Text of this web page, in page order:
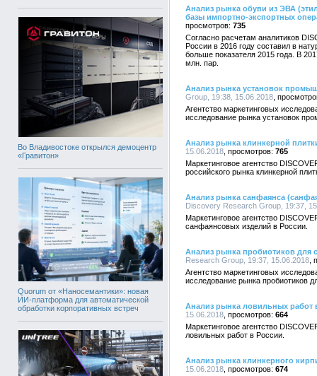
Во Владивостоке открылся демоцентр
«Гравитон»
Quorum от «Наносемантики»: новая
ИИ-платформа для автоматической
обработки корпоративных встреч
Анализ рынка обуви из ЭВА
базы импортно-экспортных
735
Согласно расчетам аналитиков
России в 2016 году составил в
больше показателя 2015 года. В
млн. пар.
Анализ рынка установок
Group, 19:38, 15.06.2018
Агентство маркетинговых
исследование рынка установок
Анализ рынка клинкерной
15.06.2018
765
Маркетинговое агентство
российского рынка клинкерной
Анализ рынка санфаянса
Discovery Research Group, 19:37,
Маркетинговое агентство
санфаянсовых изделий в России.
Анализ рынка пробиотиков для
Research Group, 19:37, 15.06.2018
Агентство маркетинговых
исследование рынка пробиотиков
Анализ рынка ловильных работ
15.06.2018
664
Маркетинговое агентство
ловильных работ в России.
Анализ рынка клинкерного
15.06.2018
674